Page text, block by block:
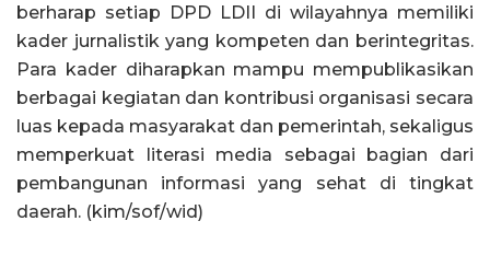
berharap setiap DPD LDII di wilayahnya memiliki
kader jurnalistik yang kompeten dan berintegritas.
Para kader diharapkan mampu mempublikasikan
berbagai kegiatan dan kontribusi organisasi secara
luas kepada masyarakat dan pemerintah, sekaligus
memperkuat literasi media sebagai bagian dari
pembangunan informasi yang sehat di tingkat
daerah. (kim/sof/wid)